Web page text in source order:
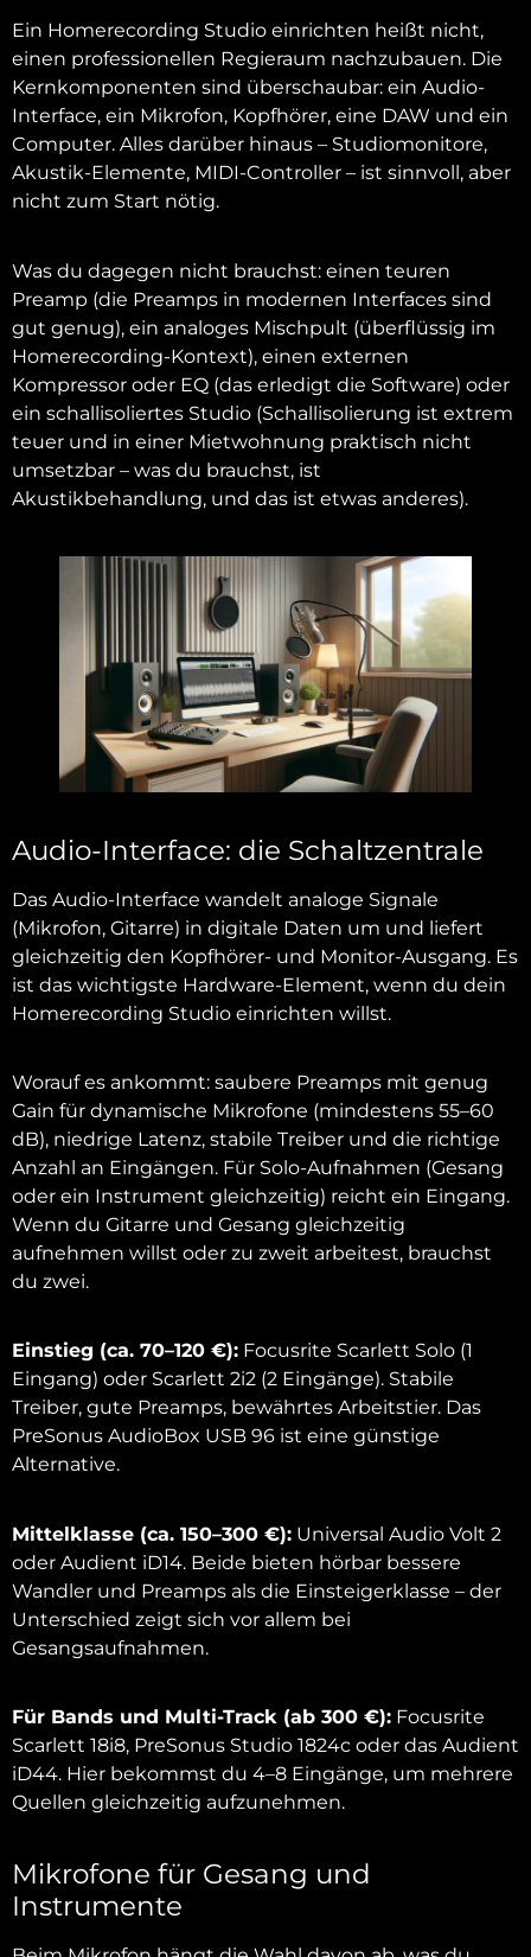
Ein Homerecording Studio einrichten heißt nicht,
einen professionellen Regieraum nachzubauen. Die
Kernkomponenten sind überschaubar: ein Audio-
Interface, ein Mikrofon, Kopfhörer, eine DAW und ein
Computer. Alles darüber hinaus – Studiomonitore,
Akustik-Elemente, MIDI-Controller – ist sinnvoll, aber
nicht zum Start nötig.
Was du dagegen nicht brauchst: einen teuren
Preamp (die Preamps in modernen Interfaces sind
gut genug), ein analoges Mischpult (überflüssig im
Homerecording-Kontext), einen externen
Kompressor oder EQ (das erledigt die Software) oder
ein schallisoliertes Studio (Schallisolierung ist extrem
teuer und in einer Mietwohnung praktisch nicht
umsetzbar – was du brauchst, ist
Akustikbehandlung, und das ist etwas anderes).
Audio-Interface: die Schaltzentrale
Das Audio-Interface wandelt analoge Signale
(Mikrofon, Gitarre) in digitale Daten um und liefert
gleichzeitig den Kopfhörer- und Monitor-Ausgang. Es
ist das wichtigste Hardware-Element, wenn du dein
Homerecording Studio einrichten willst.
Worauf es ankommt: saubere Preamps mit genug
Gain für dynamische Mikrofone (mindestens 55–60
dB), niedrige Latenz, stabile Treiber und die richtige
Anzahl an Eingängen. Für Solo-Aufnahmen (Gesang
oder ein Instrument gleichzeitig) reicht ein Eingang.
Wenn du Gitarre und Gesang gleichzeitig
aufnehmen willst oder zu zweit arbeitest, brauchst
du zwei.
Einstieg (ca. 70–120 €): Focusrite Scarlett Solo (1
Eingang) oder Scarlett 2i2 (2 Eingänge). Stabile
Treiber, gute Preamps, bewährtes Arbeitstier. Das
PreSonus AudioBox USB 96 ist eine günstige
Alternative.
Mittelklasse (ca. 150–300 €): Universal Audio Volt 2
oder Audient iD14. Beide bieten hörbar bessere
Wandler und Preamps als die Einsteigerklasse – der
Unterschied zeigt sich vor allem bei
Gesangsaufnahmen.
Für Bands und Multi-Track (ab 300 €): Focusrite
Scarlett 18i8, PreSonus Studio 1824c oder das Audient
iD44. Hier bekommst du 4–8 Eingänge, um mehrere
Quellen gleichzeitig aufzunehmen.
Mikrofone für Gesang und
Instrumente